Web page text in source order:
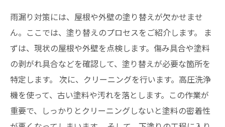
雨漏り対策には、屋根や外壁の塗り替えが欠かせませ
ん。ここでは、塗り替えのプロセスをご紹介します。 ま
ずは、現状の屋根や外壁を点検します。傷み具合や塗料
の剥がれ具合などを確認して、塗り替えが必要な箇所を
特定します。 次に、クリーニングを行います。高圧洗浄
機を使って、古い塗料や汚れを落とします。この作業が
重要で、しっかりとクリーニングしないと塗料の密着性